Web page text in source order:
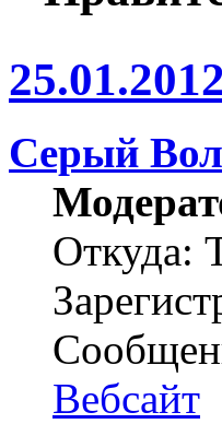
Серый
Откуда:
Вебсайт